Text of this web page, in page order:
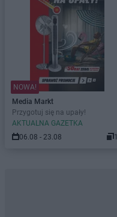
NOWA!
Media Markt
Przygotuj się na upały!
AKTUALNA GAZETKA
06.08 - 23.08